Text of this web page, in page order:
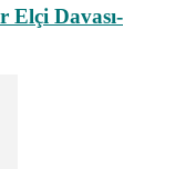
Elçi Davası-